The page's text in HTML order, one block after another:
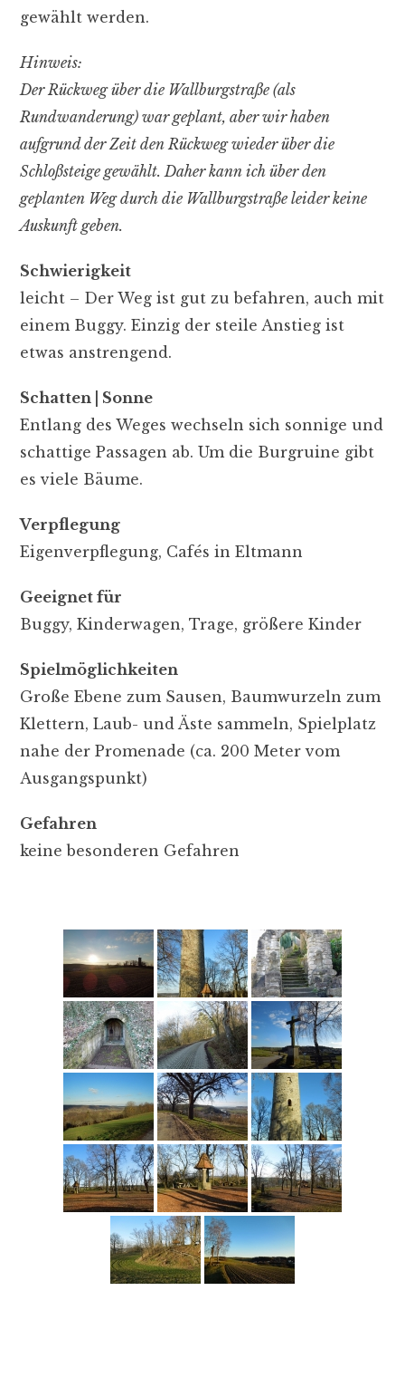
gewählt werden.
Hinweis:
Der Rückweg über die Wallburgstraße (als
Rundwanderung) war geplant, aber wir haben
aufgrund der Zeit den Rückweg wieder über die
Schloßsteige gewählt. Daher kann ich über den
geplanten Weg durch die Wallburgstraße leider keine
Auskunft geben.
Schwierigkeit
leicht – Der Weg ist gut zu befahren, auch mit
einem Buggy. Einzig der steile Anstieg ist
etwas anstrengend.
Schatten | Sonne
Entlang des Weges wechseln sich sonnige und
schattige Passagen ab. Um die Burgruine gibt
es viele Bäume.
Verpflegung
Eigenverpflegung, Cafés in Eltmann
Geeignet für
Buggy, Kinderwagen, Trage, größere Kinder
Spielmöglichkeiten
Große Ebene zum Sausen, Baumwurzeln zum
Klettern, Laub- und Äste sammeln, Spielplatz
nahe der Promenade (ca. 200 Meter vom
Ausgangspunkt)
Gefahren
keine besonderen Gefahren